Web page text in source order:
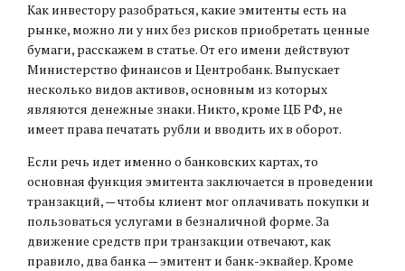
Как инвестору разобраться, какие эмитенты есть на
рынке, можно ли у них без рисков приобретать ценные
бумаги, расскажем в статье. От его имени действуют
Министерство финансов и Центробанк. Выпускает
несколько видов активов, основным из которых
являются денежные знаки. Никто, кроме ЦБ РФ, не
имеет права печатать рубли и вводить их в оборот.
Если речь идет именно о банковских картах, то
основная функция эмитента заключается в проведении
транзакций, — чтобы клиент мог оплачивать покупки и
пользоваться услугами в безналичной форме. За
движение средств при транзакции отвечают, как
правило, два банка — эмитент и банк-эквайер. Кроме